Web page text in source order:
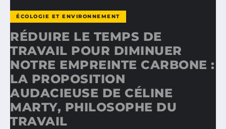
ÉCOLOGIE ET ENVIRONNEMENT
RÉDUIRE LE TEMPS DE
TRAVAIL POUR DIMINUER
NOTRE EMPREINTE CARBONE :
LA PROPOSITION
AUDACIEUSE DE CÉLINE
MARTY, PHILOSOPHE DU
TRAVAIL